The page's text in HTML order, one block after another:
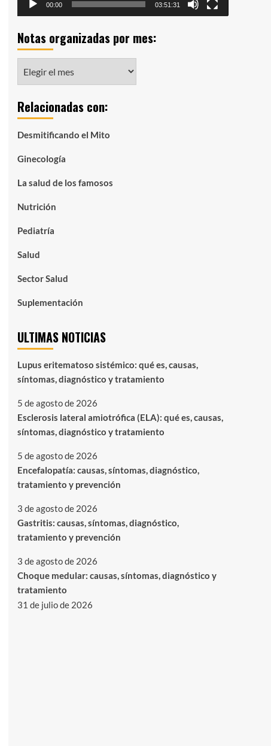
00:00 03:51:31
Notas organizadas por mes:
organizadas
mes:
Relacionadas con:
Desmitificando el Mito
Ginecología
La salud de los famosos
Nutrición
Pediatría
Salud
Sector Salud
Suplementación
ULTIMAS NOTICIAS
Lupus eritematoso sistémico: qué es, causas,
síntomas, diagnóstico y tratamiento
5 de agosto de 2026
Esclerosis lateral amiotrófica (ELA): qué es, causas,
síntomas, diagnóstico y tratamiento
5 de agosto de 2026
Encefalopatía: causas, síntomas, diagnóstico,
tratamiento y prevención
3 de agosto de 2026
Gastritis: causas, síntomas, diagnóstico,
tratamiento y prevención
3 de agosto de 2026
Choque medular: causas, síntomas, diagnóstico y
tratamiento
31 de julio de 2026